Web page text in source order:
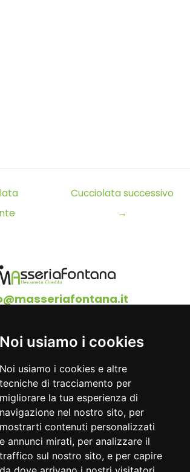
Noi usiamo i cookies
Noi usiamo i cookies e altre
tecniche di tracciamento per
migliorare la tua esperienza di
navigazione nel nostro sito, per
mostrarti contenuti personalizzati
e annunci mirati, per analizzare il
traffico sul nostro sito, e per capire
Cucciolata successivo
→
Privacy policy
Cookie Policy
Contatti
Cell:3294762999